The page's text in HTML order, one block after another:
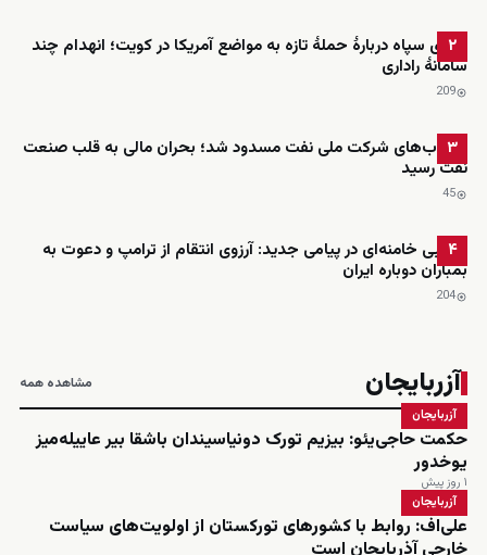
۲
ادعای سپاه دربارهٔ حملهٔ تازه به مواضع آمریکا در کویت؛ انهدام چند
سامانهٔ راداری
209
۳
حساب‌های شرکت ملی نفت مسدود شد؛ بحران مالی به قلب صنعت
نفت رسید
45
۴
مجتبی خامنه‌ای در پیامی جدید: آرزوی انتقام از ترامپ و دعوت به
بمباران دوباره ایران
204
آزربایجان مشاهده همه
آزربایجان
حکمت حاجی‌یئو: بیزیم تورک دونیاسیندان باشقا بیر عاییله‌میز
یوخدور
۱ روز پیش
آزربایجان
علی‌اف: روابط با کشورهای تورکستان از اولویت‌های سیاست